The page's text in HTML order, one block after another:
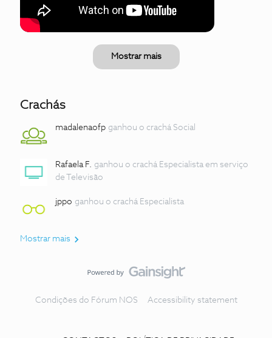
Mostrar mais
Crachás
madalenaofp ganhou o crachá Social
Rafaela F. ganhou o crachá Especialista em serviço
de Televisão
jppo ganhou o crachá Especialista
Mostrar mais
Condições do Fórum NOS Accessibility statement